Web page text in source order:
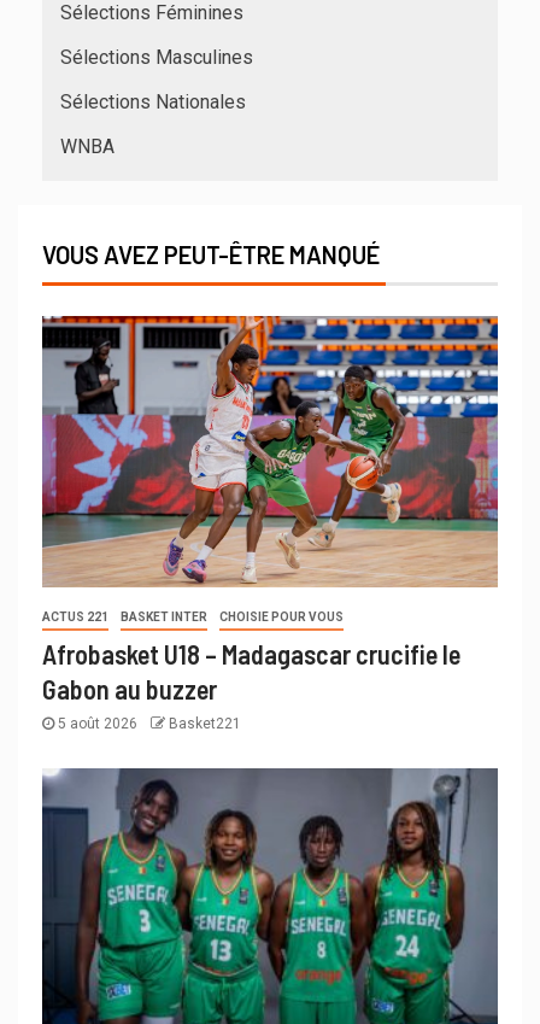
Sélections Féminines
Sélections Masculines
Sélections Nationales
WNBA
VOUS AVEZ PEUT-ÊTRE MANQUÉ
ACTUS 221 BASKET INTER CHOISIE POUR VOUS
Afrobasket U18 – Madagascar crucifie le
Gabon au buzzer
5 août 2026 Basket221